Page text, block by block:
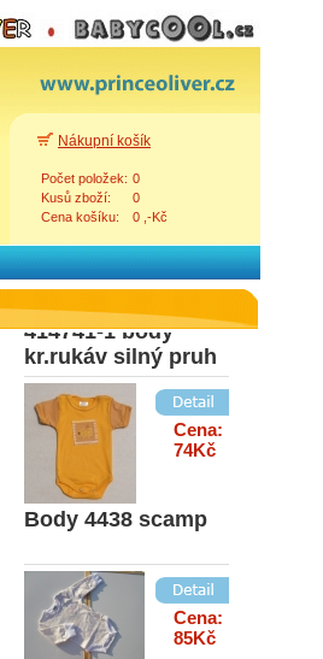
Nákupní košík
Počet položek: 0
Kusů zboží:
0
Cena košíku:
0 ,-Kč
Zpět
W87003 body slon
Cena:
92Kč
414741-1 body
kr.rukáv silný pruh
Cena:
82Kč
Body 4438 scamp
Cena:
74Kč
Cena:
85Kč